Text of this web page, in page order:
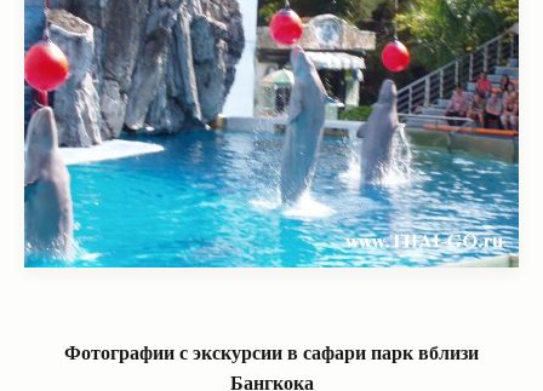
Фотографии с экскурсии в сафари парк вблизи
Бангкока